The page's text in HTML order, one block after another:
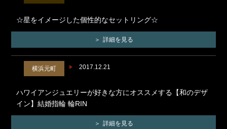
☆星をイメージした個性的なセットリング☆
詳細を見る
2017.12.21
横浜元町
ハワイアンジュエリーが好きな方にオススメする【和のデザ
イン】結婚指輪 輪RIN
詳細を見る